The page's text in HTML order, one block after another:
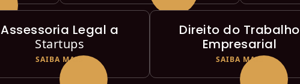
Assessoria Legal a
Startups
SAIBA MAIS
Direito do Trabalho
Empresarial
SAIBA MAIS